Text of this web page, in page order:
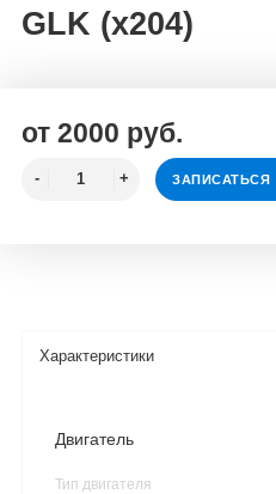
GLK (x204)
от 2000 руб.
ЗАПИСАТЬСЯ
Характеристики
Двигатель
Тип двигателя